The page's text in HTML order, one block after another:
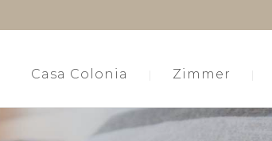
Casa Colonia Zimmer